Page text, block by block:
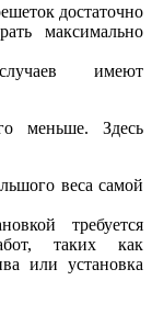
достаточно
максимально
имеют
меньше. Здесь
веса самой
требуется
таких как
или установка